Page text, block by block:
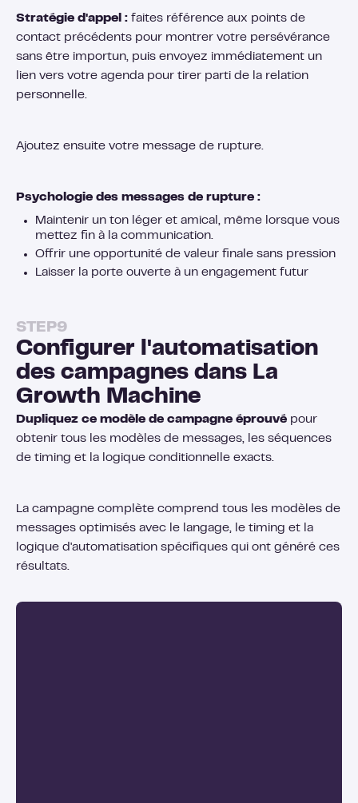
Stratégie d'appel : faites référence aux points de
contact précédents pour montrer votre persévérance
sans être importun, puis envoyez immédiatement un
lien vers votre agenda pour tirer parti de la relation
personnelle.
Ajoutez ensuite votre message de rupture.
Psychologie des messages de rupture :
Maintenir un ton léger et amical, même lorsque vous
mettez fin à la communication.
Offrir une opportunité de valeur finale sans pression
Laisser la porte ouverte à un engagement futur
STEP9
Configurer l'automatisation
des campagnes dans La
Growth Machine
Dupliquez ce modèle de campagne éprouvé pour
obtenir tous les modèles de messages, les séquences
de timing et la logique conditionnelle exacts.
La campagne complète comprend tous les modèles de
messages optimisés avec le langage, le timing et la
logique d'automatisation spécifiques qui ont généré ces
résultats.